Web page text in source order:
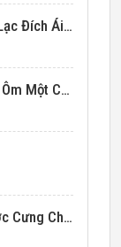
Độ Thiệu Hoa - Tầm Trảo Thất Lạc Đích Ái Tình
Thập Niên 80: Này Thủ Trưởng, Ôm Một Cái Đi!
Thay Chị Vào Hào Môn, Tôi Được Cưng Chiều Hết Mực (Thập Niên 90)